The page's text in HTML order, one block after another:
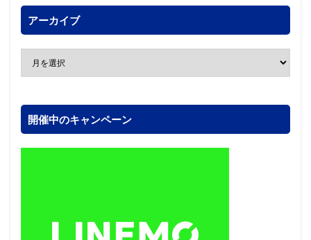
アーカイブ
開催中のキャンペーン